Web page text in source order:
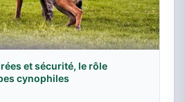
et sécurité, le rôle
cynophiles